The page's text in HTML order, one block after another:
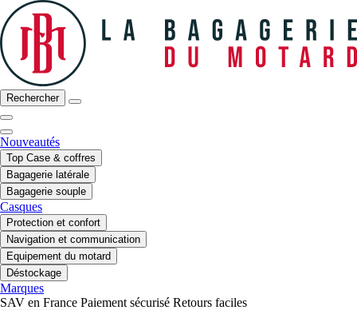
Rechercher
Nouveautés
Top Case & coffres
Bagagerie latérale
Bagagerie souple
Casques
Protection et confort
Navigation et communication
Equipement du motard
Déstockage
Marques
SAV en France Paiement sécurisé Retours faciles